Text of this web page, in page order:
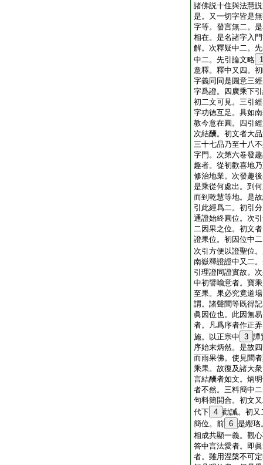
諸佛説十住與法慧
是。又一切字皆是
字等。發言無二。
相在。是名諸字入
解。次釋疑中二。
中二。先引論文略 1
意釋。釋中又四。
字義同同是圓意三
字爲證。四廣乘下
初二文可見。三引
字功徳互足。具如
教今意在圓。四引
次結酬。初文者大
三十七品乃至十八
字門。次第六卷發
趣者。從初歡喜地
修治地業。次發趣
是乘從何處出。到
而到乾慧等地。是
引此經爲二。初引
通證始終圓位。次
二因果之位。初文
證果位。初因位中
次引方便以證聖位
南嶽釋證證中又二
引理證同證實故。
中初譬喩意者。寶
至果。果必究竟道
謂。諸聲聞等既得
眞因位也。此因無
者。凡爲序者作正
施。以正宗中 3 譚
序始末炳然。是故
而雨果佛。使見聞
乘果。故復及諸大
言結酬者如文。炳
者不然。三料簡中
句料簡開合。初文
代下 4 勸誡。初又
簡位。前 6 是纓珞
相成共顯一義。觀
答中言法愛者。即
者。雖用涅槃不可